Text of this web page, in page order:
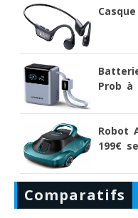
Prob à
Robot
199€
Comparatifs